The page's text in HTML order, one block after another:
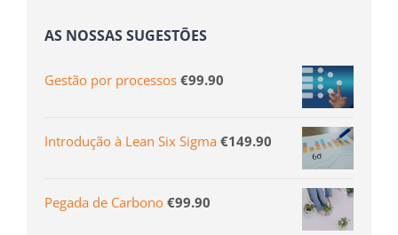
AS NOSSAS SUGESTÕES
Gestão por processos €99.90
Introdução à Lean Six Sigma €149.90
Pegada de Carbono €99.90